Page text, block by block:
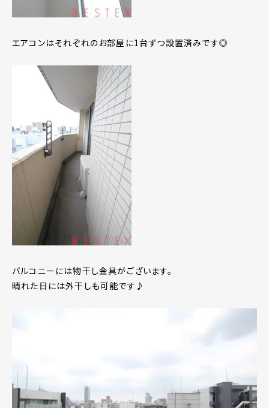
エアコンはそれぞれのお部屋に1台ずつ設置済みです◎
バルコニーには物干し金具がございます。
晴れた日には外干しも可能です♪